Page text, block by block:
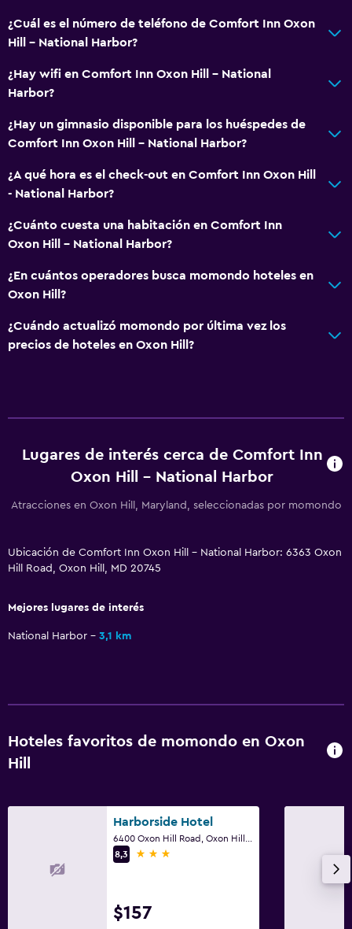
Ducha
Actividades
Casino
Golf
Bingo
Servicios y facilidades
Caja fuerte
Instalaciones para reuniones
Recepción 24 horas
Lavandería
Fax/fotocopiadora
Gimnasio
¿Cuál es el número de teléfono de Comfort Inn Oxon
Hill - National Harbor?
¿Hay wifi en Comfort Inn Oxon Hill - National
Harbor?
¿Hay un gimnasio disponible para los huéspedes de
Comfort Inn Oxon Hill - National Harbor?
¿A qué hora es el check-out en Comfort Inn Oxon Hill
- National Harbor?
¿Cuánto cuesta una habitación en Comfort Inn
Oxon Hill - National Harbor?
¿En cuántos operadores busca momondo hoteles en
Oxon Hill?
¿Cuándo actualizó momondo por última vez los
precios de hoteles en Oxon Hill?
Lugares de interés cerca de Comfort Inn
Oxon Hill - National Harbor
Atracciones en Oxon Hill, Maryland, seleccionadas por momondo
Ubicación de Comfort Inn Oxon Hill - National Harbor: 6363 Oxon
Hill Road, Oxon Hill, MD 20745
Mejores lugares de interés
National Harbor 3,1 km
Hoteles favoritos de momondo en Oxon
Hill
Harborside Hotel
8,3
3 estrellas
$157